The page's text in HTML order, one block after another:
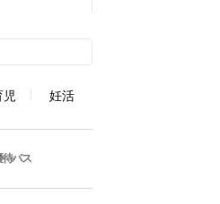
児 妊活
待パス